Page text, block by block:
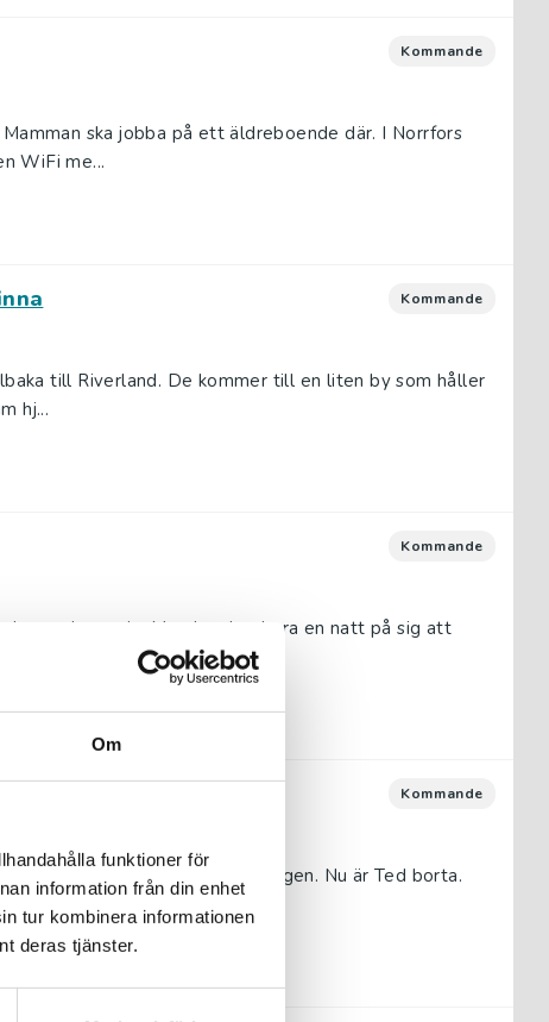
Om
funktioner för
information från din enhet
tur kombinera informationen
deras tjänster.
Kommande
ska jobba på ett äldreboende där. I Norrfors
WiFi me...
Kommande
till Riverland. De kommer till en liten by som håller
hj...
Kommande
onda magin. Men hon har bara en natt på sig att
vänner. Annars ...
Kommande
mot det gamla slottet i skogen. Nu är Ted borta.
vänner...